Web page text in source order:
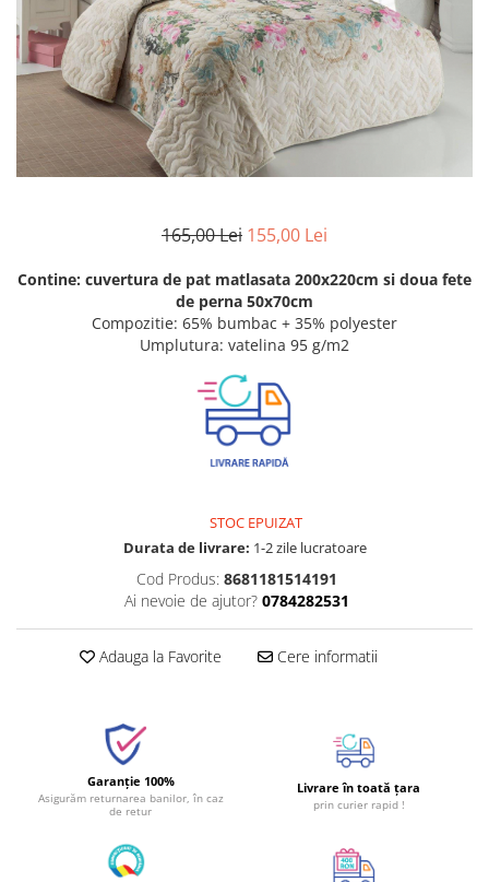
Metraje fețe de masă
Metraje impermeabile
Metraje simple
Metraje Sărbători/Iarnă
Muselină
Lenjerii de pat policoton
Lenjerii de pat finet 6 piese
Lenjerii de pat percale - bumbac
Lenjerii de pat albe
Lenjerii de pat bumbac imprimat
digital
LENJERII DE PAT POLICOTON
165,00 Lei 155,00 Lei
Contine: cuvertura de pat matlasata 200x220cm si doua fete
de perna 50x70cm
Compozitie: 65% bumbac + 35% polyester
Umplutura: vatelina 95 g/m2
STOC EPUIZAT
Durata de livrare: 1-2 zile lucratoare
Cod Produs: 8681181514191
Ai nevoie de ajutor? 0784282531
Adauga la Favorite Cere informatii
Garanție 100%
Asigurăm returnarea banilor, în caz
de retur
Livrare în toată țara
prin curier rapid !